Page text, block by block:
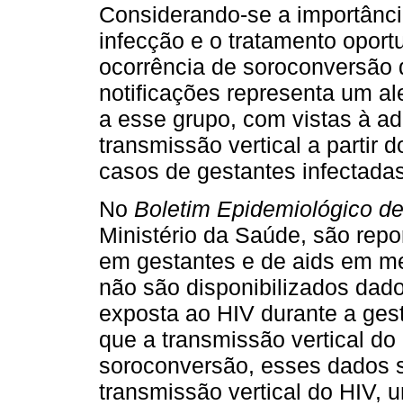
Considerando-se a
infecção e o tratamento
ocorrência de
notificações representa um
a esse grupo, com vistas à
transmissão vertical a partir
casos de gestantes
No Boletim Epidemiológico
Ministério da Saúde, são
em gestantes e de aids em
não são disponibilizados
exposta ao HIV durante a
que a transmissão vertical
soroconversão, esses dados
transmissão vertical do HIV,